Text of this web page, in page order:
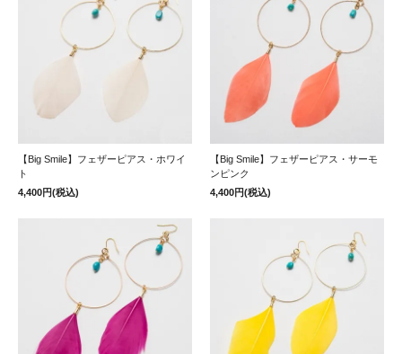
【Big Smile】フェザーピアス・ホワイ
ト
4,400円(税込)
【Big Smile】フェザーピアス・サーモ
ンピンク
4,400円(税込)